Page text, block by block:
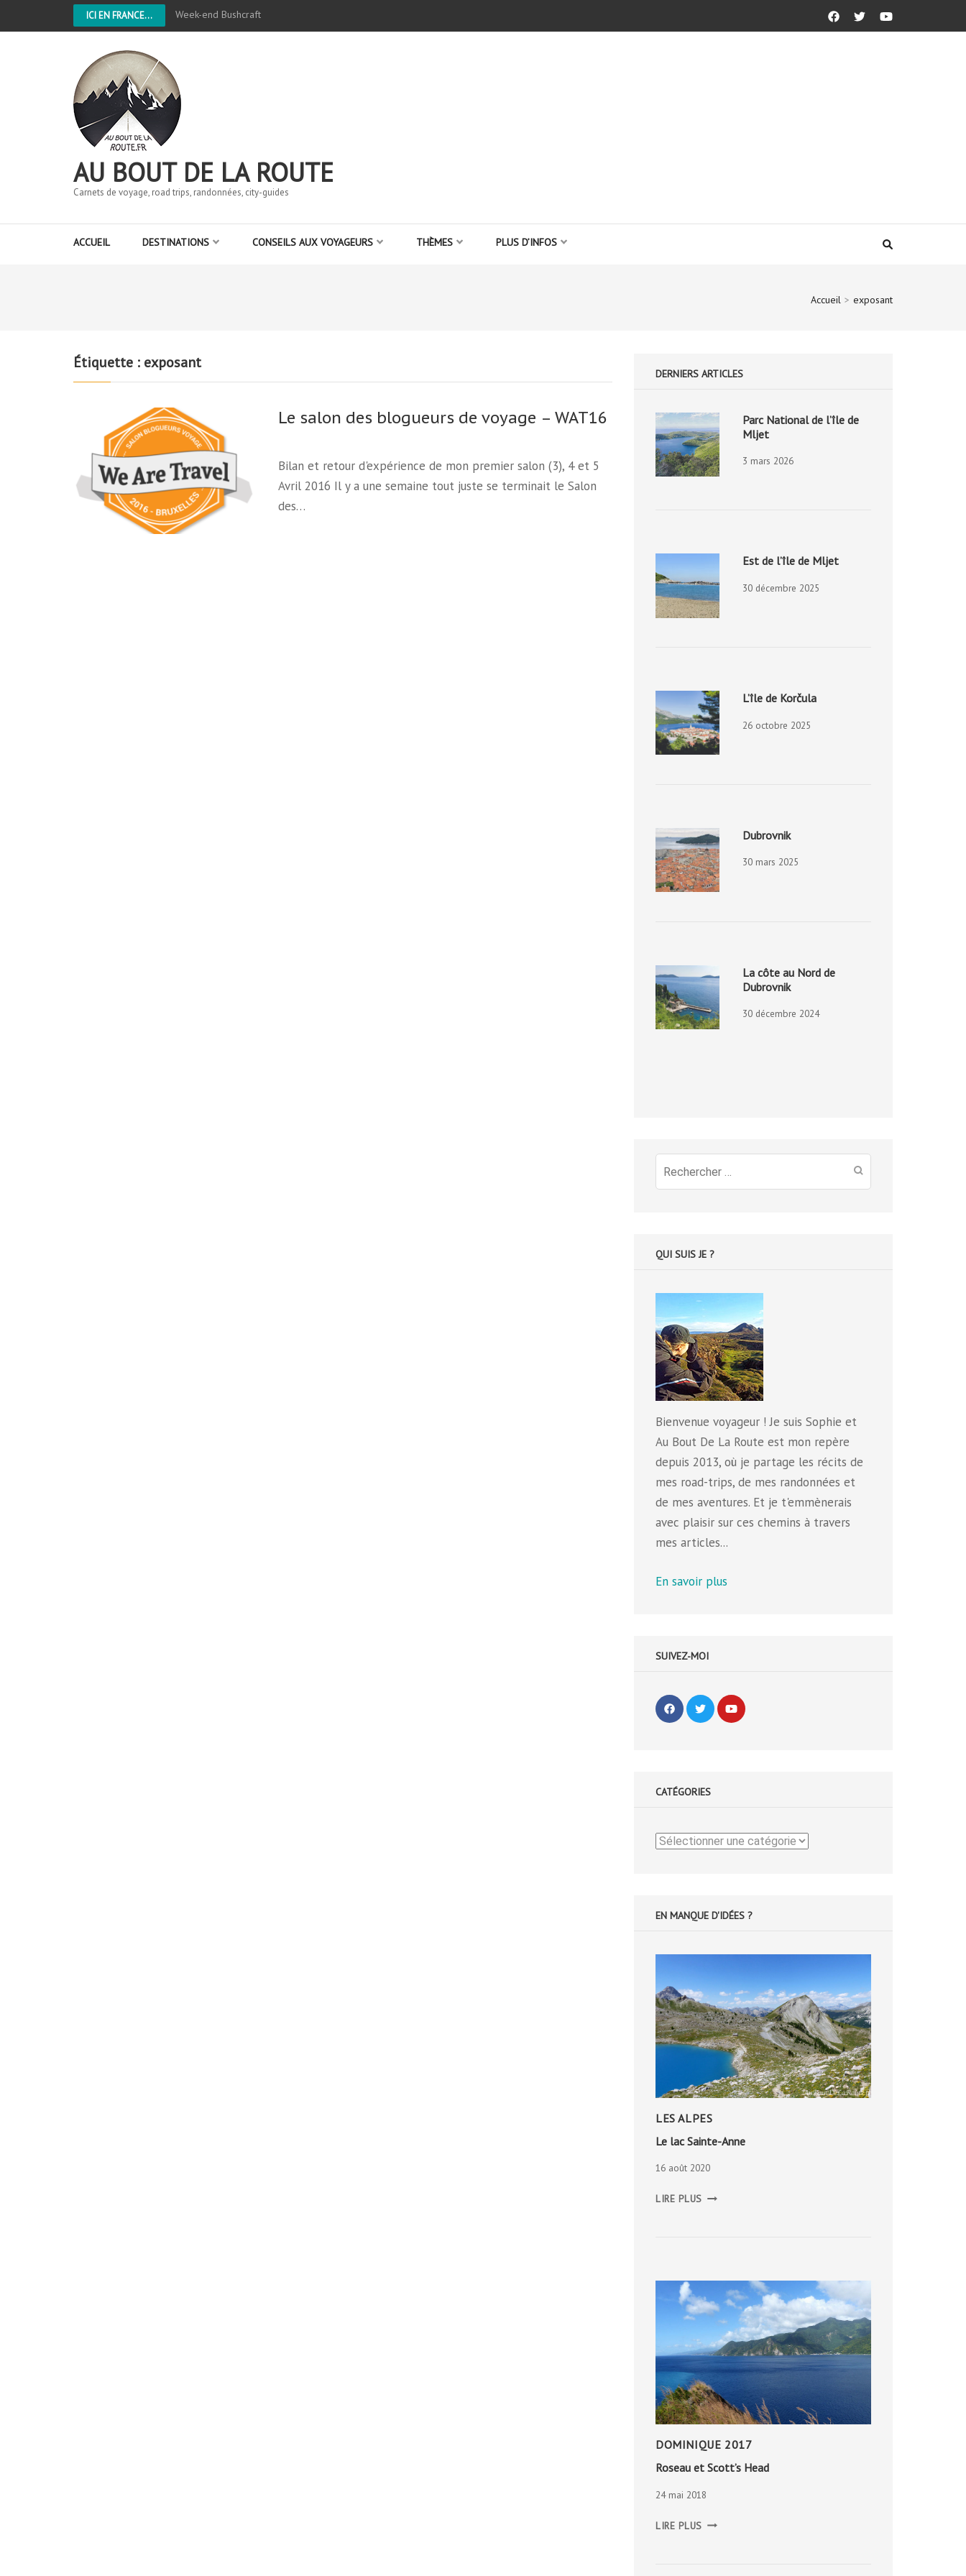
ICI EN FRANCE... Week-end Bushcraft
AU BOUT DE LA ROUTE
Carnets de voyage, road trips, randonnées, city-guides
ACCUEIL DESTINATIONS CONSEILS AUX VOYAGEURS THÈMES PLUS D’INFOS
Accueil > exposant
Étiquette : exposant
Le salon des blogueurs de voyage – WAT16
Bilan et retour d'expérience de mon premier salon (3), 4 et 5
Avril 2016 Il y a une semaine tout juste se terminait le Salon
des…
DERNIERS ARTICLES
Parc National de l’île de
Mljet
3 mars 2026
Est de l’île de Mljet
30 décembre 2025
L’île de Korčula
26 octobre 2025
Dubrovnik
30 mars 2025
La côte au Nord de
Dubrovnik
30 décembre 2024
Recherche
pour
QUI SUIS JE ?
Bienvenue voyageur ! Je suis Sophie et
Au Bout De La Route est mon repère
depuis 2013, où je partage les récits de
mes road-trips, de mes randonnées et
de mes aventures. Et je t'emmènerais
avec plaisir sur ces chemins à travers
mes articles...
En savoir plus
SUIVEZ-MOI
CATÉGORIES
Catégories
EN MANQUE D'IDÉES ?
LES ALPES
Le lac Sainte-Anne
16 août 2020
LIRE PLUS LAC
DOMINIQUE 2017
Roseau et Scott’s Head
24 mai 2018
LIRE PLUS